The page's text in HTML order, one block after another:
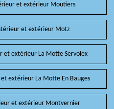
et extérieur Moutiers
et extérieur Motz
et extérieur La Motte Servolex
extérieur La Motte En Bauges
et extérieur Montvernier